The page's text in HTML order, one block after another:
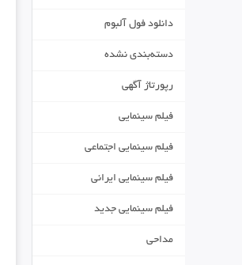
دانلود فول آلبوم
دسته‌بندی نشده
رپورتاژ آگهی
فیلم سینمایی
فیلم سینمایی اجتماعی
فیلم سینمایی ایرانی
فیلم سینمایی جدید
مداحی